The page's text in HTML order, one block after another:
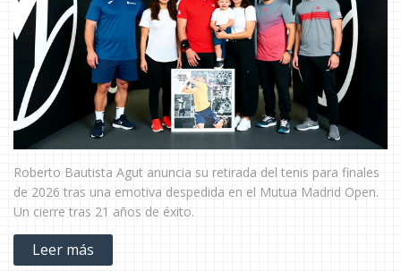
Roberto Bautista Agut anuncia su retirada del tenis para finales
de 2026 tras una emotiva despedida en el Mutua Madrid Open.
Un cierre tras 21 años de éxito.
Leer más